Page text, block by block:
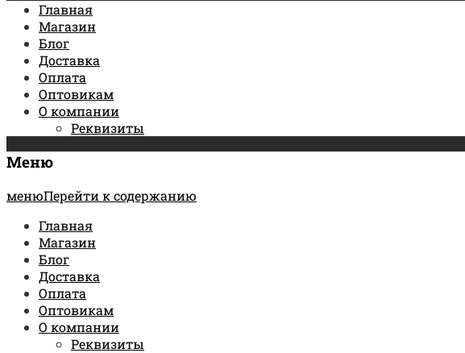
Главная
Магазин
Блог
Доставка
Оплата
Оптовикам
О компании
Реквизиты
Меню
менюПерейти к содержанию
Главная
Магазин
Блог
Доставка
Оплата
Оптовикам
О компании
Реквизиты